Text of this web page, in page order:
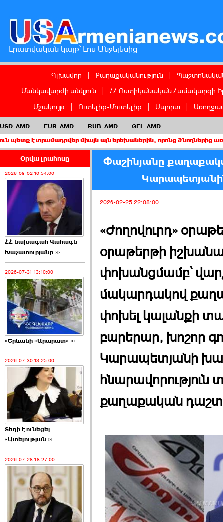
Լրատվական կայք՝ Լոս Անջելեսից
Գլխավոր Քաղաքականություն
Մանկավարժի անկյուն
ՀՀ Ոստիկանական Համակարգի
Մշակույթ
Ուտելիք-Մուտելիք Սպորտ
USD AMD EUR AMD RUB AMD GEL AMD
միայն այն երեխաներին, որոնց ծնողներից առնվազն
Օրվա լրահոսը
2026-08-02 10:54:00
ՀՀ նախագահ Վահագն
Խաչատուրյանը ›››
2026-07-31 13:10:00
«Երևանի «Արարատ» ›››
2026-07-30 13:25:00
Տեղի է ունեցել
«Ատելության ›››
2026-07-28 18:27:00
Փաշինյանը
2026-02-25 22:08:00
«Ժողովուրդ»
օրաթերթի
փոխանցմամբ՝
մակարդակով
փոխել կալանքի
բարերար, խոշոր
Կարապետյանի
հնարավորություն
քաղաքական